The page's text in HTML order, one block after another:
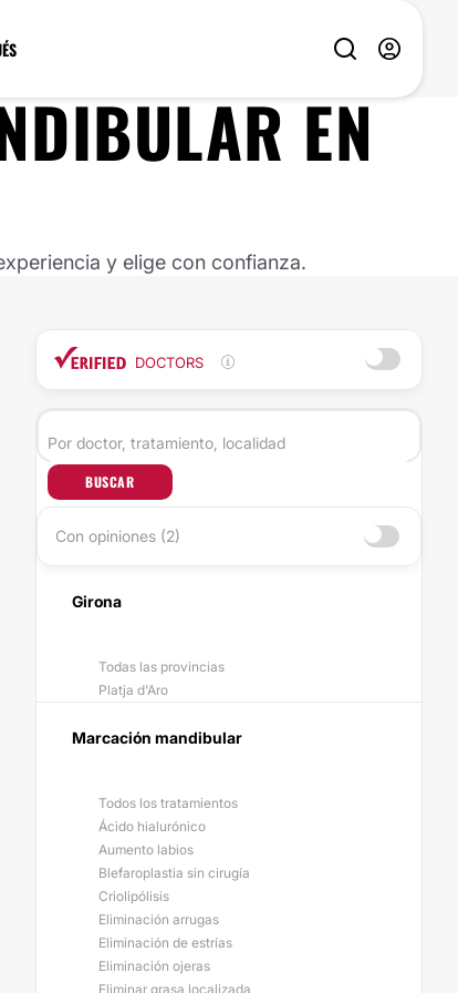
EN
y elige con confianza.
DOCTORS
BUSCAR
Con opiniones (2)
Girona
Todas las provincias
Platja d'Aro
Marcación mandibular
Todos los tratamientos
Ácido hialurónico
Aumento labios
Blefaroplastia sin cirugía
Criolipólisis
Eliminación arrugas
Eliminación de estrías
Eliminación ojeras
Eliminar grasa localizada